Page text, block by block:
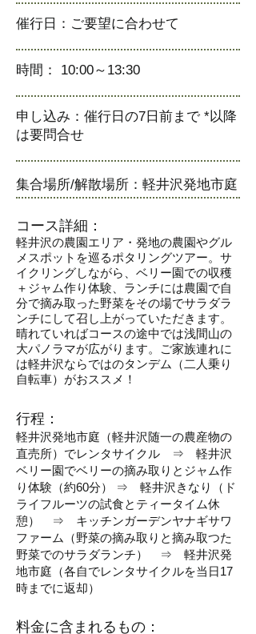
催行日：ご要望に合わせて
時間： 10:00～13:30
申し込み：催行日の7日前まで *以降
は要問合せ
​集合場所/解散場所：軽井沢発地市庭
コース詳細：
軽井沢の農園エリア・発地の農園やグル
メスポットを巡るポタリングツアー。サ
イクリングしながら、ベリー園での収穫
＋ジャム作り体験、ランチには農園で自
分で摘み取った野菜をその場でサラダラ
ンチにして召し上がっていただきます。
晴れていればコースの途中では浅間山の
大パノラマが広がります。ご家族連れに
は軽井沢ならではのタンデム
​（二人乗り
自転車）がおススメ！
行程：
軽井沢発地市庭（軽井沢随一の農産物の
直売所）でレンタサイクル ⇒ 軽井沢
ベリー園でベリーの摘み取りとジャム作
り体験（約60分） ⇒ 軽井沢きなり（ド
ライフルーツの試食とティータイム休
憩） ⇒ キッチンガーデンヤナギサワ
ファーム（野菜の摘み取りと摘み取つた
野菜でのサラダランチ） ⇒ 軽井沢発
地市庭（各自でレンタサイクルを当日17
時までに返却）
​料金に含まれるもの：